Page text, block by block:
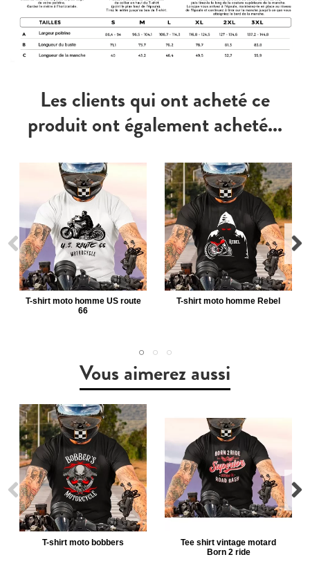
Les clients qui ont acheté ce
produit ont également acheté...
T-shirt moto homme US route
66
T-shirt moto homme Rebel
Vous aimerez aussi
T-shirt moto bobbers
Tee shirt vintage motard
Born 2 ride